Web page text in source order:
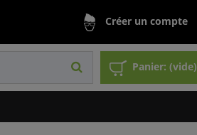
Créer un compte
Panier: (vide)